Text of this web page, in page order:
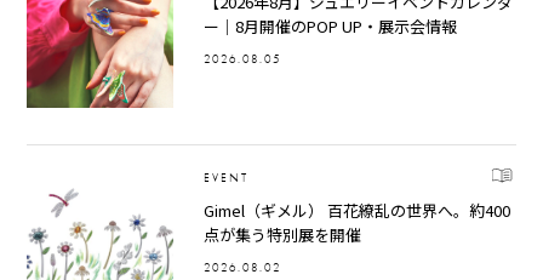
ー｜8月開催のPOP UP・展示会情報
2026.08.05
EVENT
Gimel（ギメル） 百花繚乱の世界へ。約400
点が集う特別展を開催
2026.08.02